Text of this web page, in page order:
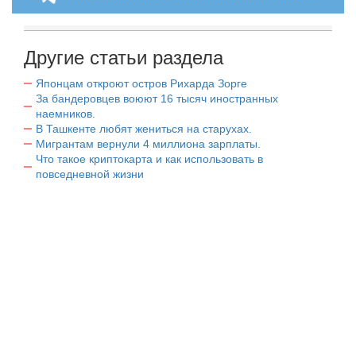
Другие статьи раздела
Японцам откроют остров Рихарда Зорге
За бандеровцев воюют 16 тысяч иностранных
наемников.
В Ташкенте любят жениться на старухах.
Мигрантам вернули 4 миллиона зарплаты.
Что такое криптокарта и как использовать в
повседневной жизни